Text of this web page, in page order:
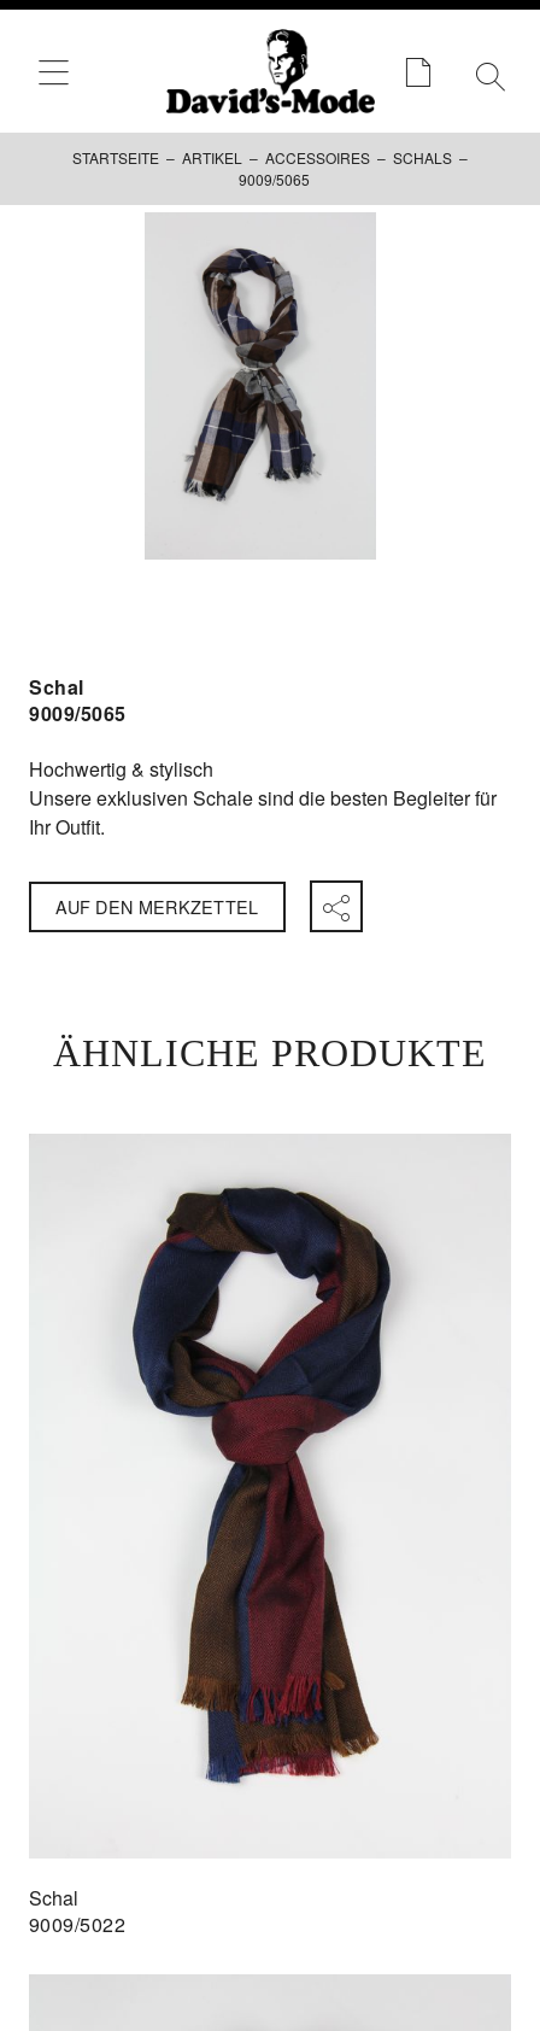
STARTSEITE – ARTIKEL – ACCESSOIRES – SCHALS –
9009/5065
Schal
9009/5065
Hochwertig & stylisch
Unsere exklusiven Schale sind die besten Begleiter für
Ihr Outfit.
AUF DEN MERKZETTEL
ÄHNLICHE PRODUKTE
Schal
9009/5022